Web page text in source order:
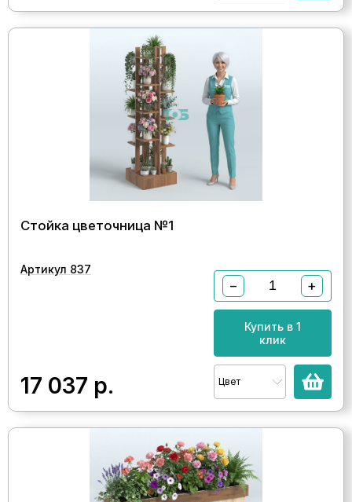
Стойка цветочница №1
Артикул 837
17 037 р.
− +
Купить в 1
клик
Цвет